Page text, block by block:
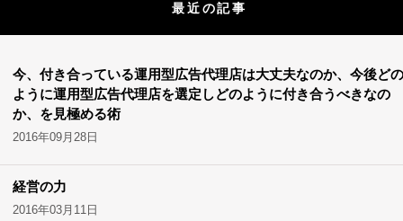
最近の記事
今、付き合っている運用型広告代理店は大丈夫なのか、今後どの
ように運用型広告代理店を選定しどのように付き合うべきなの
か、を見極める術
2016年09月28日
経営の力
2016年03月11日